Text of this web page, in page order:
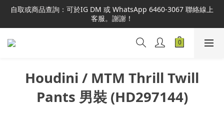
本網站為港澳地區指定總代理官方直營，全店商品均為正品正貨，
並享售後服務，敬請安心選購。
自取或商品查詢：可於IG DM 或 WhatsApp 6460-3067 聯絡線上
客服。謝謝！
本網站為港澳地區指定總代理官方直營，全店商品均為正品正貨，
並享售後服務，敬請安心選購。
Houdini / MTM Thrill Twill
Pants 男裝 (HD297144)